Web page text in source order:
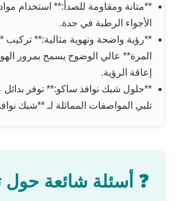
**متانة ومقاومة للصدأ:** استخدام
الأجواء الرطبة في جدة.
**رؤية واضحة وتهوية مثالية:** تركيب
المرة** عالي الوضوح يسمح بمرور
إعاقة الرؤية.
**حلول شبك نوافذ ساكو:** نوفر بدائل
تلبي المواصفات المماثلة لـ **شبك
❓ أسئلة شائعة حول